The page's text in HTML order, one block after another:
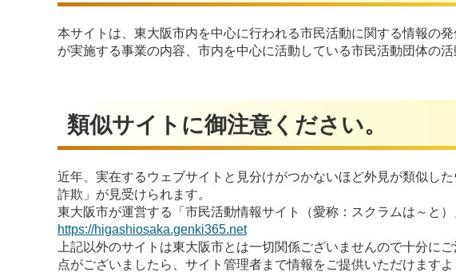
本サイトは、東大阪市内を中心に行われる市民活動に関する情報の
が実施する事業の内容、市内を中心に活動している市民活動団体の
類似サイトに御注意ください。
近年、実在するウェブサイトと見分けがつかないほど外見が類似し
詐欺」が見受けられます。
東大阪市が運営する「市民活動情報サイト（愛称：スクラムは～と
https://higashiosaka.genki365.net
上記以外のサイトは東大阪市とは一切関係ございませんので十分に
点がございましたら、サイト管理者まで情報をご提供いただけますよ